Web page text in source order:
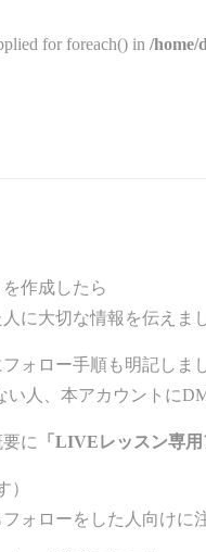
for foreach() in /home/
作成したら
に大切な情報を伝えま
ォロー手順も明記しま
い人、本アカウントに
に 「LIVEレッスン専用
）
ォローをした人向けに